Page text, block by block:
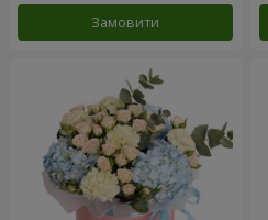
Замовити